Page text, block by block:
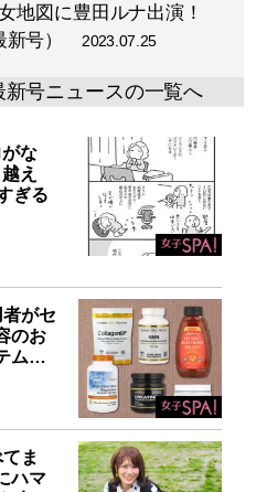
地図に豊田ルナ出演！
新号）
2023.07.25
新号ニュースの一覧へ
な
え
ぎる
がセ
のお
ム…
ま
ハマ